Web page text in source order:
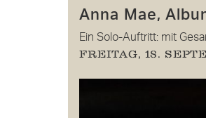
Anna Mae,
Ein Solo-Auftritt: mit
FREITAG, 18.